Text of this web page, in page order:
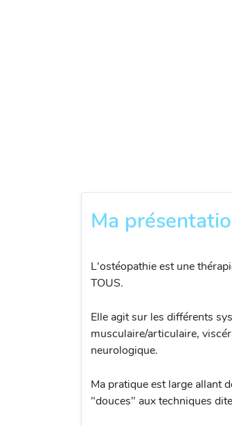
Ma
L'ostéopathie est une
TOUS.
Elle agit sur les différents
musculaire/articulaire,
neurologique.
Ma pratique est large allant
"douces" aux techniques